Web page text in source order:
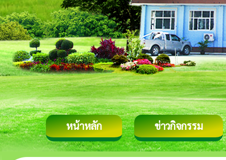
หน้าหลัก ข่าวกิจกรรม